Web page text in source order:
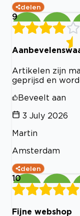
delen
9
Artikelen zijn
geprijsd en
Beveelt aan
3 July 2026
Martin
Amsterdam
delen
10
Fijne webshop